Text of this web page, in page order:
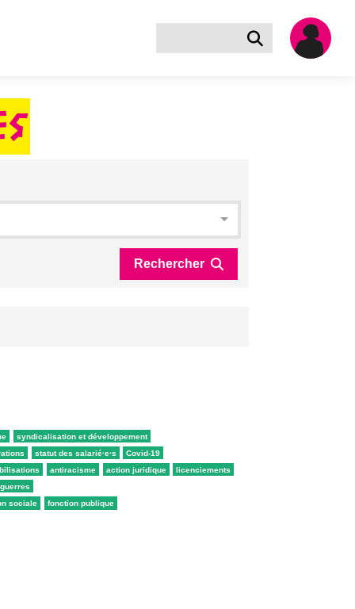
Rechercher
syndicalisation et développement
statut des salarié·e·s
Covid-19
antiracisme action juridique
licenciements
sociale
fonction publique